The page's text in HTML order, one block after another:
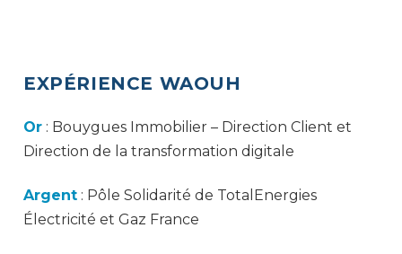
EXPÉRIENCE WAOUH
Or : Bouygues Immobilier – Direction Client et
Direction de la transformation digitale
Argent : Pôle Solidarité de TotalEnergies
Électricité et Gaz France